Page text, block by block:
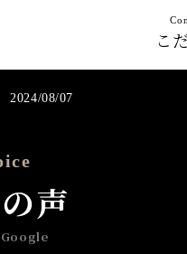
こ
2024/08/07
声